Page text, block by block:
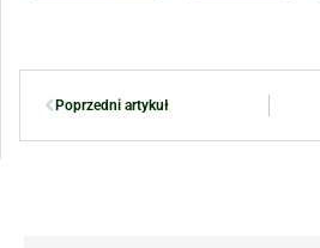
Poprzedni artykuł